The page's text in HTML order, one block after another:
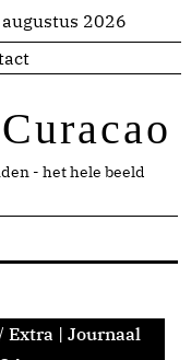
2026
- het hele beeld
Extra | Journaal